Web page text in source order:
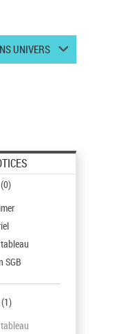
UNIVERS
(0)
SGB
(1)